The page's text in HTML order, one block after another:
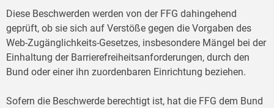
Diese Beschwerden werden von der FFG dahingehend
geprüft, ob sie sich auf Verstöße gegen die Vorgaben des
Web-Zugänglichkeits-Gesetzes, insbesondere Mängel bei der
Einhaltung der Barrierefreiheitsanforderungen, durch den
Bund oder einer ihn zuordenbaren Einrichtung beziehen.
Sofern die Beschwerde berechtigt ist, hat die FFG dem Bund